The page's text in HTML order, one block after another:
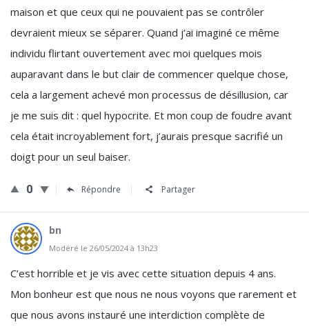
maison et que ceux qui ne pouvaient pas se contrôler
devraient mieux se séparer. Quand j’ai imaginé ce même
individu flirtant ouvertement avec moi quelques mois
auparavant dans le but clair de commencer quelque chose,
cela a largement achevé mon processus de désillusion, car
je me suis dit : quel hypocrite. Et mon coup de foudre avant
cela était incroyablement fort, j’aurais presque sacrifié un
doigt pour un seul baiser.
0 Répondre Partager
bn
Modéré le 26/05/2024 à 13h23
C’est horrible et je vis avec cette situation depuis 4 ans.
Mon bonheur est que nous ne nous voyons que rarement et
que nous avons instauré une interdiction complète de